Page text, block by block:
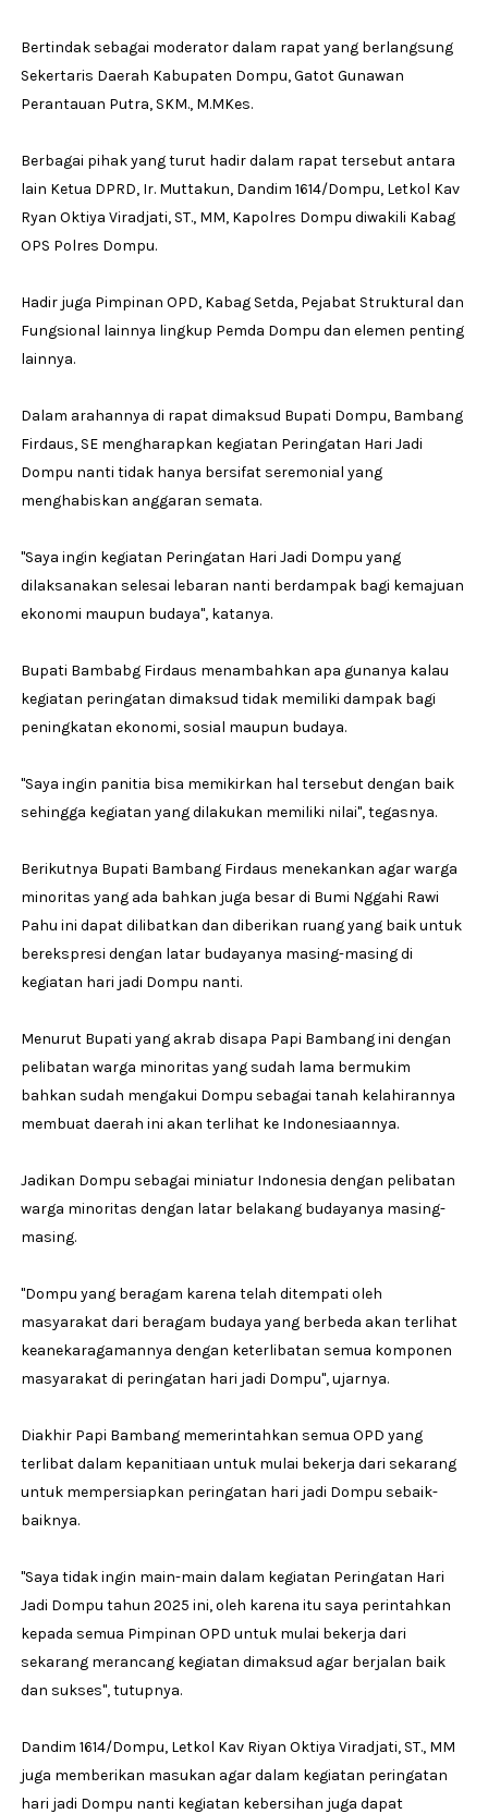
Bertindak sebagai moderator dalam rapat yang berlangsung
Sekertaris Daerah Kabupaten Dompu, Gatot Gunawan
Perantauan Putra, SKM., M.MKes.
Berbagai pihak yang turut hadir dalam rapat tersebut antara
lain Ketua DPRD, Ir. Muttakun, Dandim 1614/Dompu, Letkol Kav
Ryan Oktiya Viradjati, ST., MM, Kapolres Dompu diwakili Kabag
OPS Polres Dompu.
Hadir juga Pimpinan OPD, Kabag Setda, Pejabat Struktural dan
Fungsional lainnya lingkup Pemda Dompu dan elemen penting
lainnya.
Dalam arahannya di rapat dimaksud Bupati Dompu, Bambang
Firdaus, SE mengharapkan kegiatan Peringatan Hari Jadi
Dompu nanti tidak hanya bersifat seremonial yang
menghabiskan anggaran semata.
"Saya ingin kegiatan Peringatan Hari Jadi Dompu yang
dilaksanakan selesai lebaran nanti berdampak bagi kemajuan
ekonomi maupun budaya", katanya.
Bupati Bambabg Firdaus menambahkan apa gunanya kalau
kegiatan peringatan dimaksud tidak memiliki dampak bagi
peningkatan ekonomi, sosial maupun budaya.
"Saya ingin panitia bisa memikirkan hal tersebut dengan baik
sehingga kegiatan yang dilakukan memiliki nilai", tegasnya.
Berikutnya Bupati Bambang Firdaus menekankan agar warga
minoritas yang ada bahkan juga besar di Bumi Nggahi Rawi
Pahu ini dapat dilibatkan dan diberikan ruang yang baik untuk
berekspresi dengan latar budayanya masing-masing di
kegiatan hari jadi Dompu nanti.
Menurut Bupati yang akrab disapa Papi Bambang ini dengan
pelibatan warga minoritas yang sudah lama bermukim
bahkan sudah mengakui Dompu sebagai tanah kelahirannya
membuat daerah ini akan terlihat ke Indonesiaannya.
Jadikan Dompu sebagai miniatur Indonesia dengan pelibatan
warga minoritas dengan latar belakang budayanya masing-
masing.
"Dompu yang beragam karena telah ditempati oleh
masyarakat dari beragam budaya yang berbeda akan terlihat
keanekaragamannya dengan keterlibatan semua komponen
masyarakat di peringatan hari jadi Dompu", ujarnya.
Diakhir Papi Bambang memerintahkan semua OPD yang
terlibat dalam kepanitiaan untuk mulai bekerja dari sekarang
untuk mempersiapkan peringatan hari jadi Dompu sebaik-
baiknya.
"Saya tidak ingin main-main dalam kegiatan Peringatan Hari
Jadi Dompu tahun 2025 ini, oleh karena itu saya perintahkan
kepada semua Pimpinan OPD untuk mulai bekerja dari
sekarang merancang kegiatan dimaksud agar berjalan baik
dan sukses", tutupnya.
Dandim 1614/Dompu, Letkol Kav Riyan Oktiya Viradjati, ST., MM
juga memberikan masukan agar dalam kegiatan peringatan
hari jadi Dompu nanti kegiatan kebersihan juga dapat